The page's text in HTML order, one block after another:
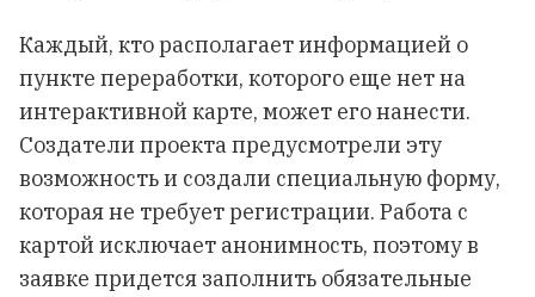
Каждый, кто располагает информацией о
пункте переработки, которого еще нет на
интерактивной карте, может его нанести.
Создатели проекта предусмотрели эту
возможность и создали специальную форму,
которая не требует регистрации. Работа с
картой исключает анонимность, поэтому в
заявке придется заполнить обязательные